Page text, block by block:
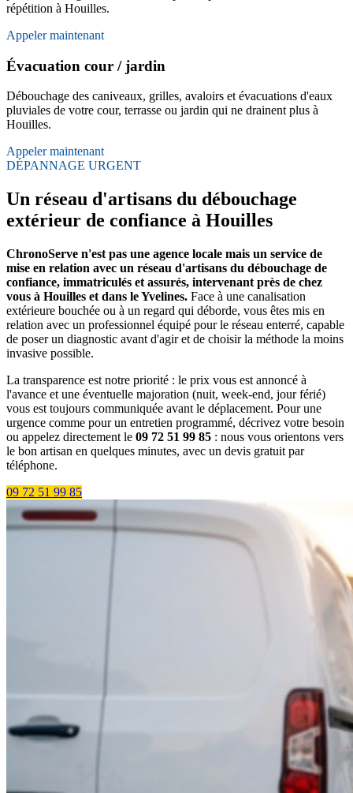
répétition à Houilles.
Appeler maintenant
Évacuation cour / jardin
Débouchage des caniveaux, grilles, avaloirs et évacuations d'eaux
pluviales de votre cour, terrasse ou jardin qui ne drainent plus à
Houilles.
Appeler maintenant
DÉPANNAGE URGENT
Un réseau d'artisans du débouchage
extérieur de confiance à Houilles
ChronoServe n'est pas une agence locale mais un service de
mise en relation avec un réseau d'artisans du débouchage de
confiance, immatriculés et assurés, intervenant près de chez
vous à Houilles et dans le Yvelines. Face à une canalisation
extérieure bouchée ou à un regard qui déborde, vous êtes mis en
relation avec un professionnel équipé pour le réseau enterré, capable
de poser un diagnostic avant d'agir et de choisir la méthode la moins
invasive possible.
La transparence est notre priorité : le prix vous est annoncé à
l'avance et une éventuelle majoration (nuit, week-end, jour férié)
vous est toujours communiquée avant le déplacement. Pour une
urgence comme pour un entretien programmé, décrivez votre besoin
ou appelez directement le 09 72 51 99 85 : nous vous orientons vers
le bon artisan en quelques minutes, avec un devis gratuit par
téléphone.
09 72 51 99 85